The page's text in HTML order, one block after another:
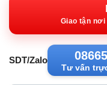
Giao tận
SDT/Zalo
Tư vấn